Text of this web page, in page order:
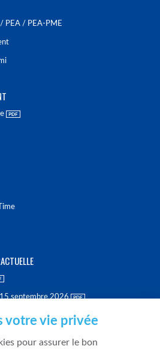
PEA / PEA-PME
15 septembre 2026
votre vie privée
pour assurer le bon